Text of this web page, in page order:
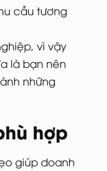
cầu tương
vì vậy
là bạn nên
những
hợp
giúp doanh